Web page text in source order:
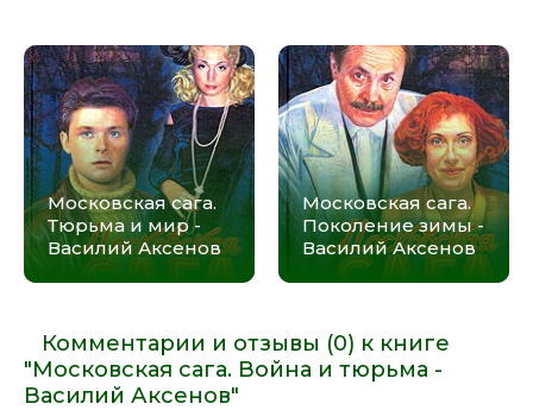
Московская сага.
Тюрьма и мир -
Василий Аксенов
Московская сага.
Поколение зимы -
Василий Аксенов
Комментарии и отзывы (0) к книге
"Московская сага. Война и тюрьма -
Василий Аксенов"